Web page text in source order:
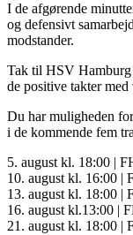
I de afgørende
og defensivt
modstander.
Tak til HSV Hamburg
de positive takter
Du har muligheden
i de kommende fem
5. august kl. 18:00 |
10. august kl. 16:00 |
13. august kl. 18:00 |
16. august kl.13:00 |
21. august kl. 18:00 |